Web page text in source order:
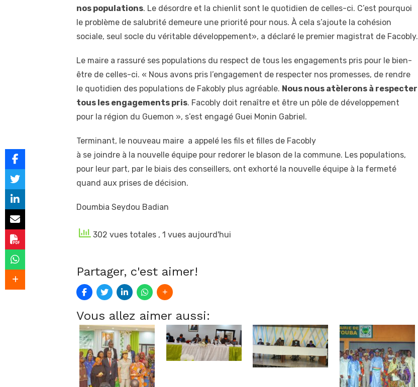
nos populations. Le désordre et la chienlit sont le quotidien de celles-ci. C’est pourquoi
le problème de salubrité demeure une priorité pour nous. À cela s’ajoute la cohésion
sociale, seul socle du véritable développement», a déclaré le premier magistrat de Facobly.
Le maire a rassuré ses populations du respect de tous les engagements pris pour le bien-
être de celles-ci. « Nous avons pris l’engagement de respecter nos promesses, de rendre
le quotidien des populations de Fakobly plus agréable. Nous nous atèlerons à respecter
tous les engagements pris. Facobly doit renaître et être un pôle de développement
pour la région du Guemon », s’est engagé Guei Monin Gabriel.
Terminant, le nouveau maire a appelé les fils et filles de Facobly
à se joindre à la nouvelle équipe pour redorer le blason de la commune. Les populations,
pour leur part, par le biais des conseillers, ont exhorté la nouvelle équipe à la fermeté
quand aux prises de décision.
Doumbia Seydou Badian
302 vues totales , 1 vues aujourd'hui
Partager, c'est aimer!
Vous allez aimer aussi: